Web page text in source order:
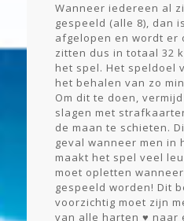
Wanneer iedereen al
gespeeld (alle 8), dan
afgelopen en wordt er
zitten dus in totaal 32
het spel. Het speldoel
het behalen van zo
Om dit te doen,
slagen met
de maan te schieten.
geval wanneer men in
maakt het spel veel
moet opletten
gespeeld worden! Dit
voorzichtig moet zijn
van alle harten ♥ naar